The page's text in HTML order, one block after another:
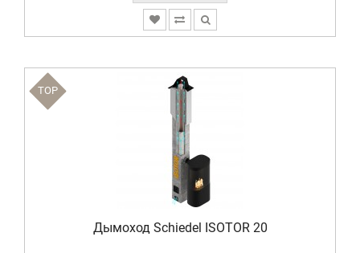
TOP
Дымоход Schiedel ISOTOR 20